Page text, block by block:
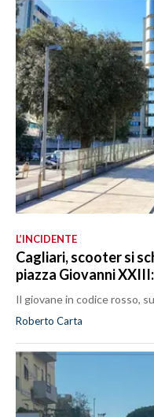
L’INCIDENTE
Cagliari, scooter si
piazza Giovanni
Il giovane in codice rosso,
Roberto Carta